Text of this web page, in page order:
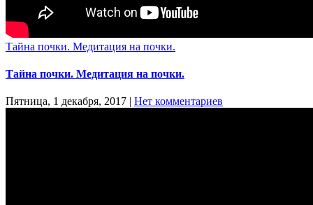
Тайна почки. Медитация на почки.
Тайна почки. Медитация на почки.
Пятница, 1 декабря, 2017 Нет комментариев